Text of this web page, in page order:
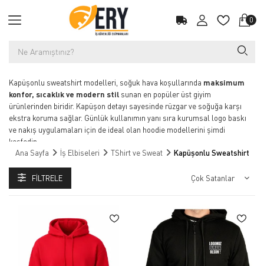
0
Kapüşonlu sweatshirt modelleri, soğuk hava koşullarında maksimum
konfor, sıcaklık ve modern stil sunan en popüler üst giyim
ürünlerinden biridir. Kapüşon detayı sayesinde rüzgar ve soğuğa karşı
ekstra koruma sağlar. Günlük kullanımın yanı sıra kurumsal logo baskı
ve nakış uygulamaları için de ideal olan hoodie modellerini şimdi
keşfedin.
Rahat ve Şık: Kapüşonlu Sweatshirt Modelleri
günün her anında size eşlik eder. Soğuk havalarda sizi sıcacık tutan
kullanabileceğiniz kapüşonlu sweatshirt modelleri, modayı takip edenler
için ideal bir seçenektir.
Farklı renk, desen ve kesim seçenekleriyle herkesin tarzına hitap eden bu
ürünler, esnek yapısı sayesinde hareket özgürlüğü sunar. Sade
Ana Sayfa İş Elbiseleri TShirt ve Sweat Kapüşonlu Sweatshirt
FILTRELE